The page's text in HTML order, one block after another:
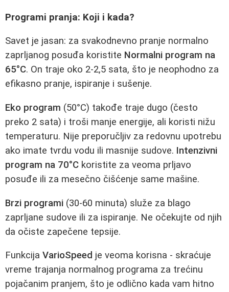
Programi pranja: Koji i kada?
Savet je jasan: za svakodnevno pranje normalno
zaprljanog posuđa koristite Normalni program na
65°C. On traje oko 2-2,5 sata, što je neophodno za
efikasno pranje, ispiranje i sušenje.
Eko program (50°C) takođe traje dugo (često
preko 2 sata) i troši manje energije, ali koristi nižu
temperaturu. Nije preporučljiv za redovnu upotrebu
ako imate tvrdu vodu ili masnije sudove. Intenzivni
program na 70°C koristite za veoma prljavo
posuđe ili za mesečno čišćenje same mašine.
Brzi programi (30-60 minuta) služe za blago
zaprljane sudove ili za ispiranje. Ne očekujte od njih
da očiste zapečene tepsije.
Funkcija VarioSpeed je veoma korisna - skraćuje
vreme trajanja normalnog programa za trećinu
pojačanim pranjem, što je odlično kada vam hitno